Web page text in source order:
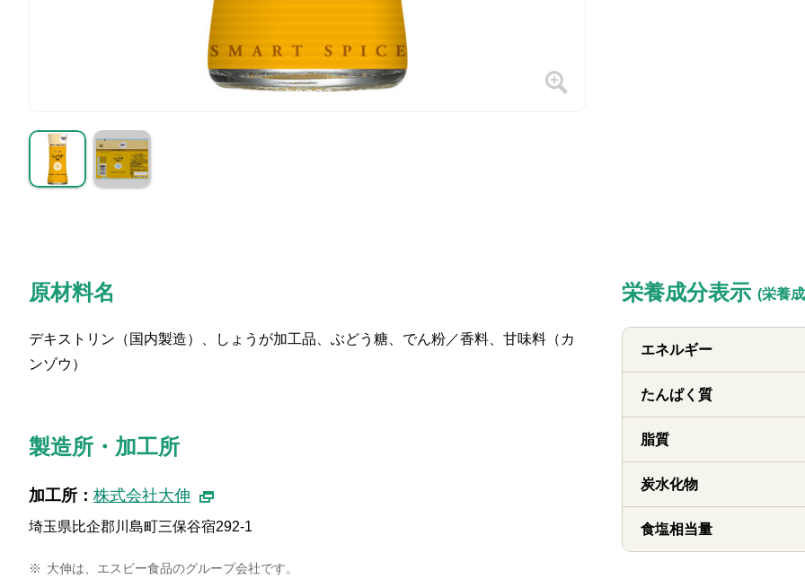
原材料名
デキストリン（国内製造）、しょうが加工品、ぶどう糖、でん粉／香料、甘味料（カ
ンゾウ）
製造所・加工所
加工所： 株式会社大伸
埼玉県比企郡川島町三保谷宿292-1
※ 大伸は、エスビー食品のグループ会社です。
栄養成分表示 (栄養
エネルギー
たんぱく質
脂質
炭水化物
食塩相当量